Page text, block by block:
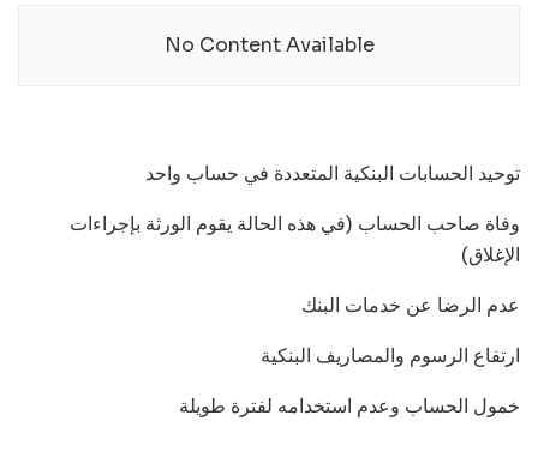
No Content Available
توحيد الحسابات البنكية المتعددة في حساب واحد
وفاة صاحب الحساب (في هذه الحالة يقوم الورثة بإجراءات
الإغلاق)
عدم الرضا عن خدمات البنك
ارتفاع الرسوم والمصاريف البنكية
خمول الحساب وعدم استخدامه لفترة طويلة